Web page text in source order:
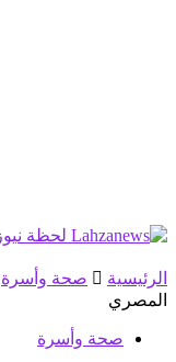
الرئيسية صحة وأسرة
المصري
صحة وأسرة